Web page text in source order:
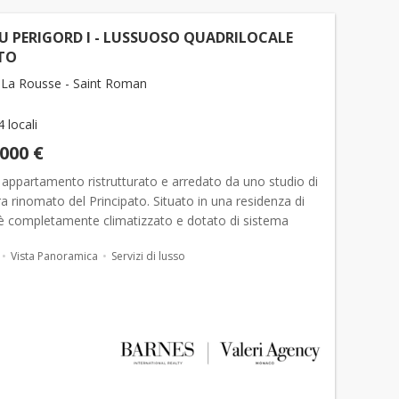
PERIGORD I - LUSSUOSO QUADRILOCALE
Rousse - Saint Roman
locali
€
ristrutturato e arredato da uno studio di
rinomato del Principato. Situato in una residenza di
completamente climatizzato e dotato di sistema
...
Vista Panoramica Servizi di lusso